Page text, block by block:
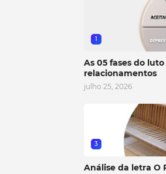
1
As 05 fases do
relacionamentos
julho 25, 2026
3
Análise da letra O